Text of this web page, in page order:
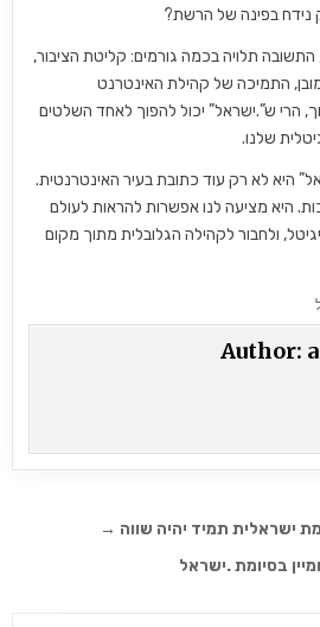
נידח בפינה של הרשת?
התשובה תלויה בכמה גורמים: קליטת הציבור,
התמיכה של קהילת האינטרנט
הרי ש”.ישראל” יכול להפוך לאחד השלטים
שלנו.
היא לא רק עוד כתובת בעיר האינטרנטית.
היא מציעה לנו אפשרות להראות לעולם
ולחבור לקהילה הגלובלית מתוך מקום
Author:
ישראלית תמיד יהיה שווה →
בסיומת .ישראל